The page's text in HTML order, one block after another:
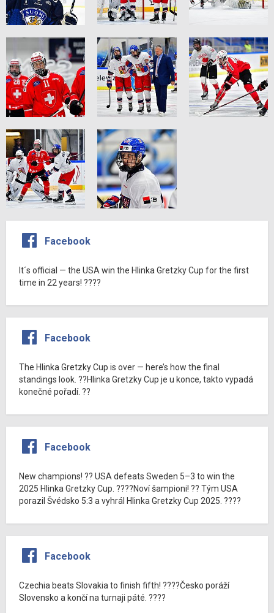
Facebook
It´s official — the USA win the Hlinka Gretzky Cup for the first
time in 22 years! ????
Facebook
The Hlinka Gretzky Cup is over — here’s how the final
standings look. ??Hlinka Gretzky Cup je u konce, takto vypadá
konečné pořadí. ??
Facebook
New champions! ?? USA defeats Sweden 5–3 to win the
2025 Hlinka Gretzky Cup. ????Noví šampioni! ?? Tým USA
porazil Švédsko 5:3 a vyhrál Hlinka Gretzky Cup 2025. ????
Facebook
Czechia beats Slovakia to finish fifth! ????Česko poráží
Slovensko a končí na turnaji páté. ????